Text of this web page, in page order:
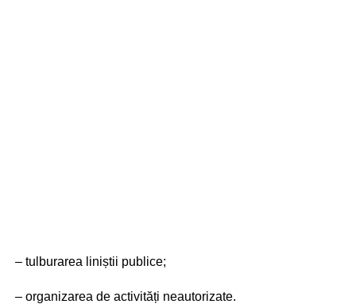
– tulburarea liniștii publice;
– organizarea de activități neautorizate.